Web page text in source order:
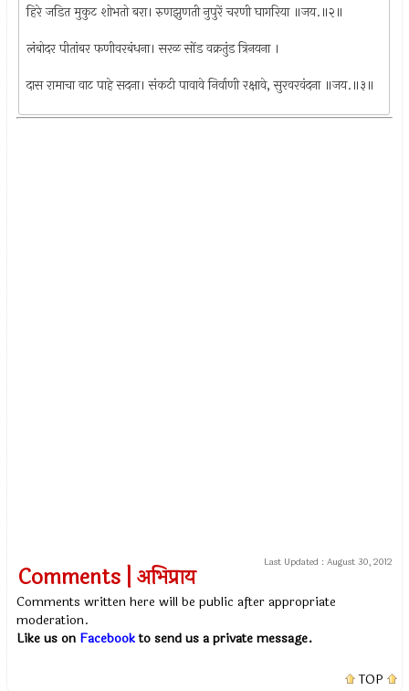
हिरे जडित मुकुट शोभतो बरा। रुणझुणती नुपुरें चरणी घागरिया ॥जय.॥२॥
लंबोदर पीतांबर फणीवरबंधना। सरळ सोंड वक्रतुंड त्रिनयना ।
दास रामाचा वाट पाहे सदना। संकटी पावावे निर्वाणी रक्षावे, सुरवरवंदना ॥जय.॥३॥
Last Updated : August 30, 2012
Comments | अभिप्राय
Comments written here will be public after appropriate
moderation.
Like us on Facebookto send us a private message.
TOP